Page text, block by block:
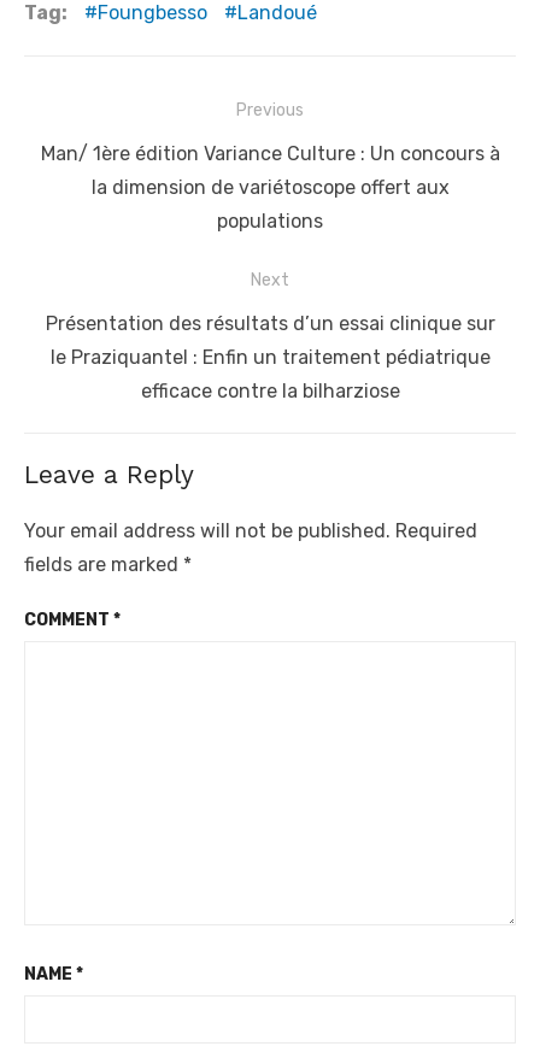
Tag: Foungbesso Landoué
navigation
Previous
Previous
Man/ 1ère édition Variance Culture : Un concours à
la dimension de variétoscope offert aux
populations
Next
Next
post:
Présentation des résultats d’un essai clinique sur
le Praziquantel : Enfin un traitement pédiatrique
efficace contre la bilharziose
Leave a Reply
Your email address will not be published. Required
fields are marked *
COMMENT *
NAME *